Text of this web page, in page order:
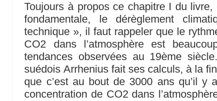
Toujours à propos ce chapitre I du
fondamentale, le dérèglement
technique », il faut rappeler que le
CO2 dans l’atmosphère est
tendances observées au 19ème
suédois Arrhenius fait ses calculs, à la
que c’est au bout de 3000 ans qu’il y
concentration de CO2 dans